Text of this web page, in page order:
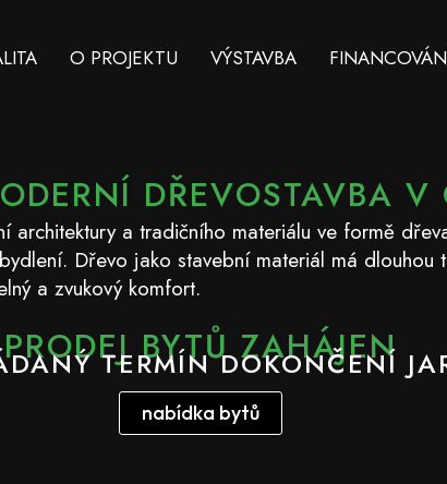
O PROJEKTU VÝSTAVBA
DŘEVOSTAVBA V
architektury a tradičního materiálu ve formě
Dřevo jako stavební materiál má dlouhou
a zvukový komfort.
PRODEJ BYTŮ ZAHÁJEN
TERMÍN DOKONČENÍ
nabídka bytů